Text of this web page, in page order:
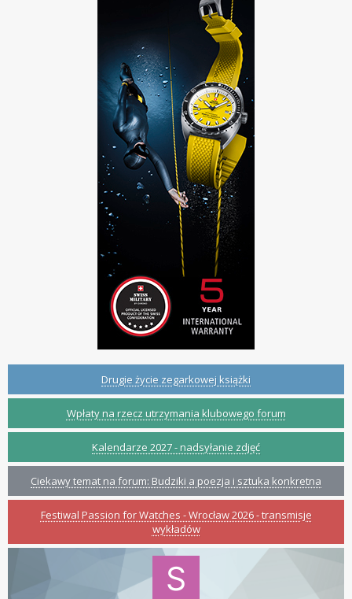
Drugie życie zegarkowej książki
Wpłaty na rzecz utrzymania klubowego forum
Kalendarze 2027 - nadsyłanie zdjęć
Ciekawy temat na forum: Budziki a poezja i sztuka konkretna
Festiwal Passion for Watches - Wrocław 2026 - transmisje
wykładów